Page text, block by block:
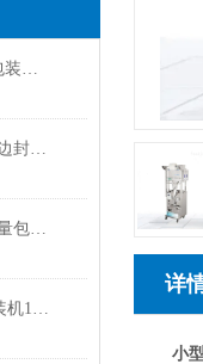
小型电子原件颗粒1-15克自动包装机厂家
小饰品颗粒1-5克全自动小型三边封智能包装机批发
1-5克干燥剂颗粒无纺布智能定量包装机价格
小袋调料品粉末三边封智能包装机1-50克
详
小